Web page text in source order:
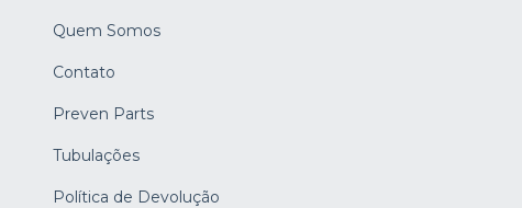
Quem Somos
Contato
Preven Parts
Tubulações
Política de Devolução